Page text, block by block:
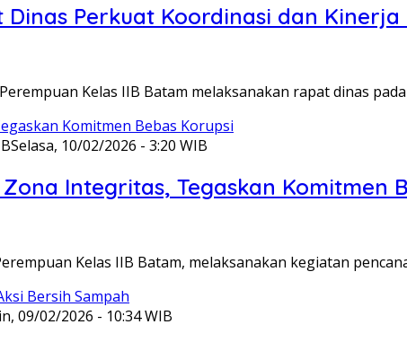
Perkuat Koordinasi dan Kinerja
Kelas IIB Batam melaksanakan rapat dinas
Selasa, 10/02/2026 - 3:20 WIB
Integritas, Tegaskan Komitmen
Kelas IIB Batam, melaksanakan kegiatan
09/02/2026 - 10:34 WIB